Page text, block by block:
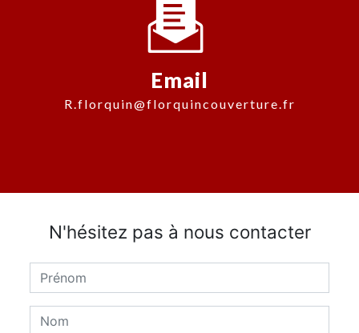
Email
r.florquin@florquincouverture.fr
N'hésitez pas à nous contacter